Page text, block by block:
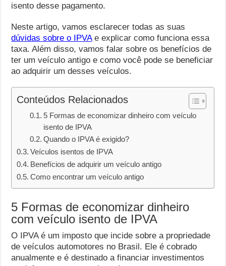
isento desse pagamento.
Neste artigo, vamos esclarecer todas as suas
dúvidas sobre o IPVAe explicar como funciona essa
taxa. Além disso, vamos falar sobre os benefícios de
ter um veículo antigo e como você pode se beneficiar
ao adquirir um desses veículos.
Conteúdos Relacionados
5 Formas de economizar dinheiro com veículo
isento de IPVA
Quando o IPVA é exigido?
Veículos isentos de IPVA
Benefícios de adquirir um veículo antigo
Como encontrar um veículo antigo
5 Formas de economizar dinheiro
com veículo isento de IPVA
O IPVA é um imposto que incide sobre a propriedade
de veículos automotores no Brasil. Ele é cobrado
anualmente e é destinado a financiar investimentos